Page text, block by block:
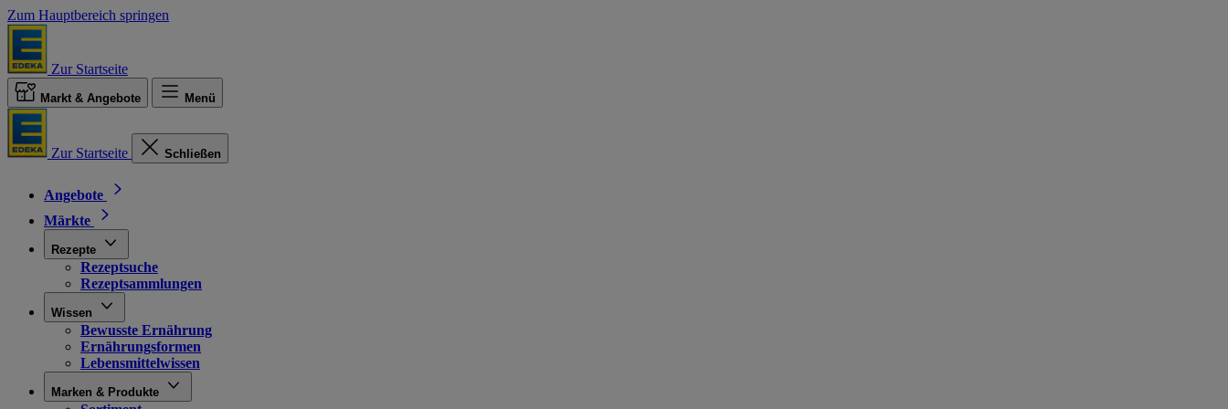
Zum Hauptbereich springen
Zur Startseite
Markt & Angebote Menü
Zur Startseite Schließen
Angebote
Märkte
Rezepte
Rezeptsuche
Rezeptsammlungen
Wissen
Bewusste Ernährung
Ernährungsformen
Lebensmittelwissen
Marken & Produkte